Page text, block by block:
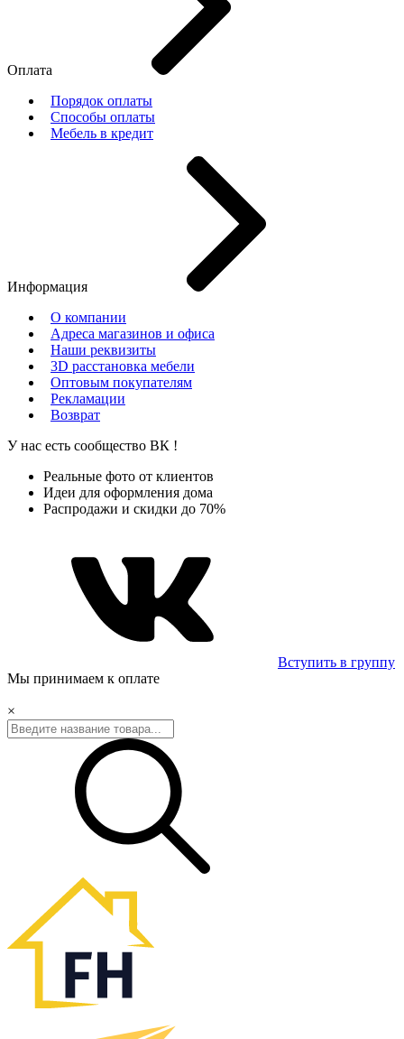
Оплата
Порядок оплаты
Способы оплаты
Мебель в кредит
Информация
О компании
Адреса магазинов и офиса
Наши реквизиты
3D расстановка мебели
Оптовым покупателям
Рекламации
Возврат
У нас есть сообщество ВК !
Реальные фото от клиентов
Идеи для оформления дома
Распродажи и скидки до 70%
Вступить в группу
Мы принимаем к оплате
×